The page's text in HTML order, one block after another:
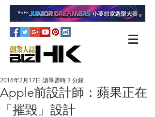
Apple前設計師：蘋果正在
「摧毀」設計
2016年2月17日 讀畢需時 3 分鐘